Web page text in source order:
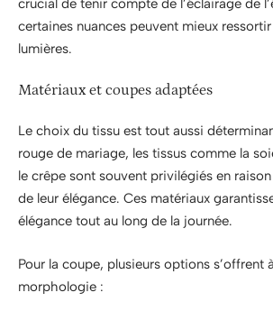
crucial de tenir compte de l’éclairage de
certaines nuances peuvent mieux
lumières.
Matériaux et coupes adaptées
Le choix du tissu est tout aussi
rouge de mariage, les tissus comme la
le crêpe sont souvent privilégiés en
de leur élégance. Ces matériaux
élégance tout au long de la journée.
Pour la coupe, plusieurs options s’offrent
morphologie :